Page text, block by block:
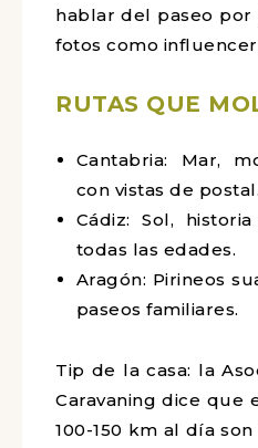
hablar del paseo por
fotos como
RUTAS QUE
Cantabria: Mar,
con vistas de postal.
Cádiz: Sol,
todas las edades.
Aragón: Pirineos
paseos familiares.
Tip de la casa: la
Caravaning dice que
100-150 km al día